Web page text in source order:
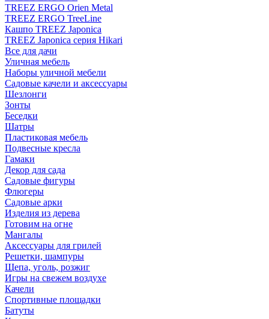
TREEZ ERGO Orien Metal
TREEZ ERGO TreeLine
Кашпо TREEZ Japonica
TREEZ Japonica серия Hikari
Все для дачи
Уличная мебель
Наборы уличной мебели
Садовые качели и аксессуары
Шезлонги
Зонты
Беседки
Шатры
Пластиковая мебель
Подвесные кресла
Гамаки
Декор для сада
Садовые фигуры
Флюгеры
Садовые арки
Изделия из дерева
Готовим на огне
Мангалы
Аксессуары для грилей
Решетки, шампуры
Щепа, уголь, розжиг
Игры на свежем воздухе
Качели
Спортивные площадки
Батуты